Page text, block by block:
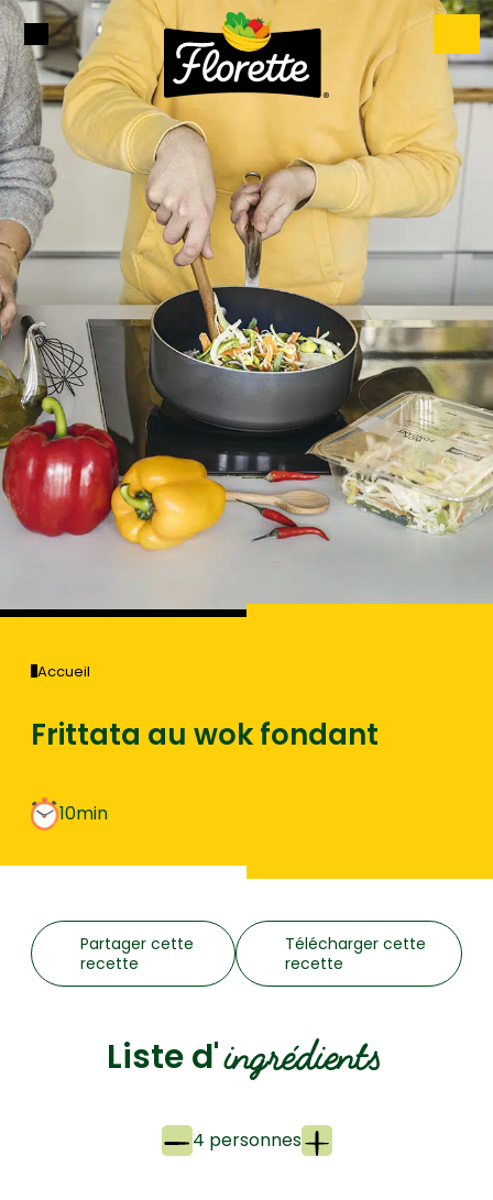
Accueil
Frittata au wok fondant
10min
Partager cette
recette
Télécharger cette
recette
Liste d'ingrédients
4 personnes